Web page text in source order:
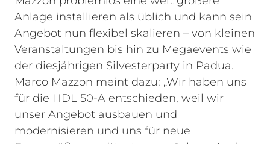
Anlage installieren als üblich und kann sein
Angebot nun flexibel skalieren – von kleinen
Veranstaltungen bis hin zu Megaevents wie
der diesjährigen Silvesterparty in Padua.
Marco Mazzon meint dazu: „Wir haben uns
für die HDL 50-A entschieden, weil wir
unser Angebot ausbauen und
modernisieren und uns für neue